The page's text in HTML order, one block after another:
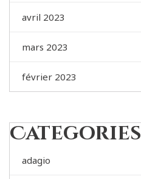
avril 2023
mars 2023
février 2023
Categories
adagio